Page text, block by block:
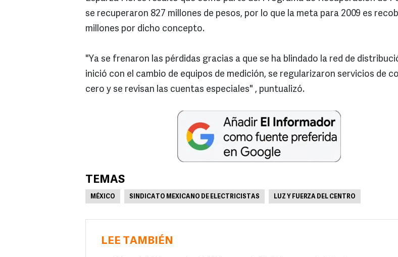
se recuperaron 827 millones de pesos, por lo que la meta para 2009 es
millones por dicho concepto.
"Ya se frenaron las pérdidas gracias a que se ha blindado la red de
inició con el cambio de equipos de medición, se regularizaron servicios de
cero y se revisan las cuentas especiales" , puntualizó.
TEMAS
MÉXICO SINDICATO MEXICANO DE ELECTRICISTAS LUZ Y FUERZA DEL CENTRO
LEE TAMBIÉN